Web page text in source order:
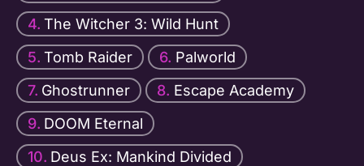
The Witcher 3: Wild Hunt
Tomb Raider
Palworld
Ghostrunner
Escape Academy
DOOM Eternal
Deus Ex: Mankind Divided